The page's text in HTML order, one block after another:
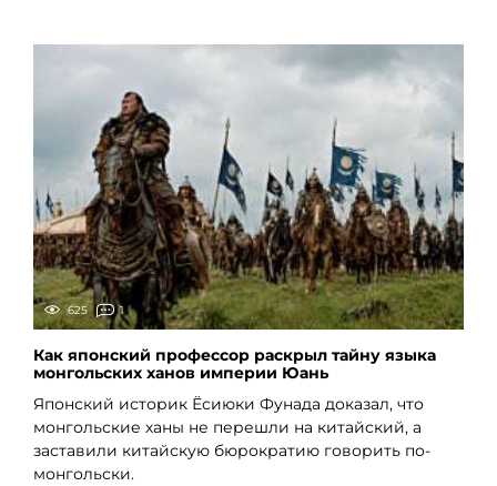
625 1
Как японский профессор раскрыл тайну языка
монгольских ханов империи Юань
Японский историк Ёсиюки Фунада доказал, что
монгольские ханы не перешли на китайский, а
заставили китайскую бюрократию говорить по-
монгольски.